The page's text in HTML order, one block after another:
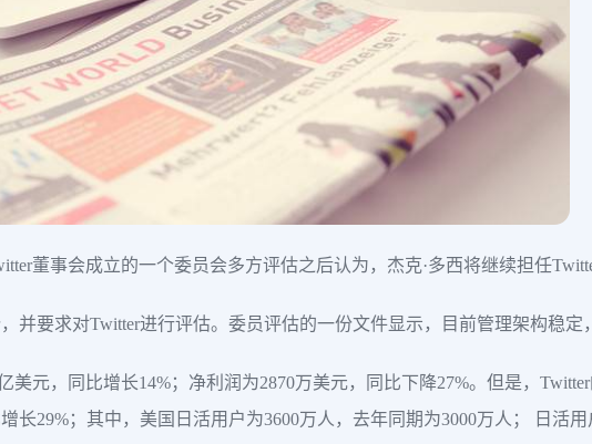
董事会成立的一个委员会多方评估之后认为，杰克·多西将继续担任
并要求对Twitter进行评估。委员评估的一份文件显示，目前管理架构稳定
元，同比增长14%；净利润为2870万美元，同比下降27%。但是，
长29%；其中，美国日活用户为3600万人，去年同期为3000万人； 日活用